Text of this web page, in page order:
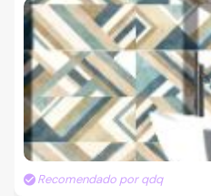
Recomendado por qdq